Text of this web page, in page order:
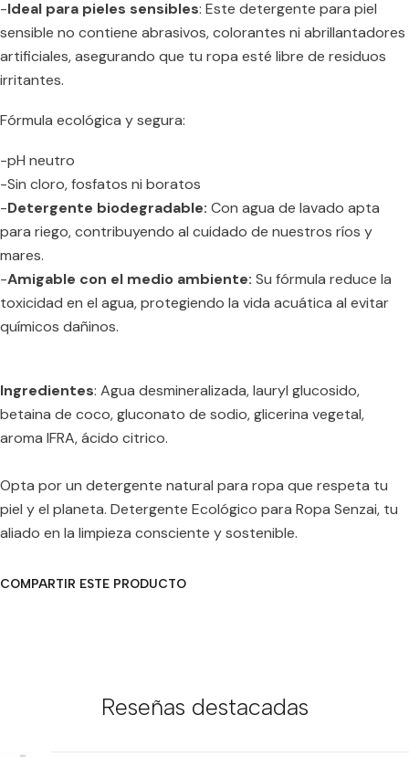
-Ideal para pieles sensibles: Este detergente para piel
sensible no contiene abrasivos, colorantes ni abrillantadores
artificiales, asegurando que tu ropa esté libre de residuos
irritantes.
Fórmula ecológica y segura:
-pH neutro
-Sin cloro, fosfatos ni boratos
-Detergente biodegradable: Con agua de lavado apta
para riego, contribuyendo al cuidado de nuestros ríos y
mares.
-Amigable con el medio ambiente: Su fórmula reduce la
toxicidad en el agua, protegiendo la vida acuática al evitar
químicos dañinos.
Ingredientes: Agua desmineralizada, lauryl glucosido,
betaina de coco, gluconato de sodio, glicerina vegetal,
aroma IFRA, ácido citrico.
Opta por un detergente natural para ropa que respeta tu
piel y el planeta. Detergente Ecológico para Ropa Senzai, tu
aliado en la limpieza consciente y sostenible.
COMPARTIR ESTE PRODUCTO
Reseñas destacadas